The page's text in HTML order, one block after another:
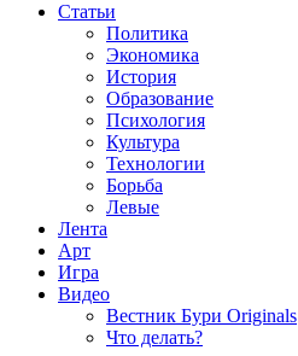
Статьи
Политика
Экономика
История
Образование
Психология
Культура
Технологии
Борьба
Левые
Лента
Арт
Игра
Видео
Вестник Бури Originals
Что делать?